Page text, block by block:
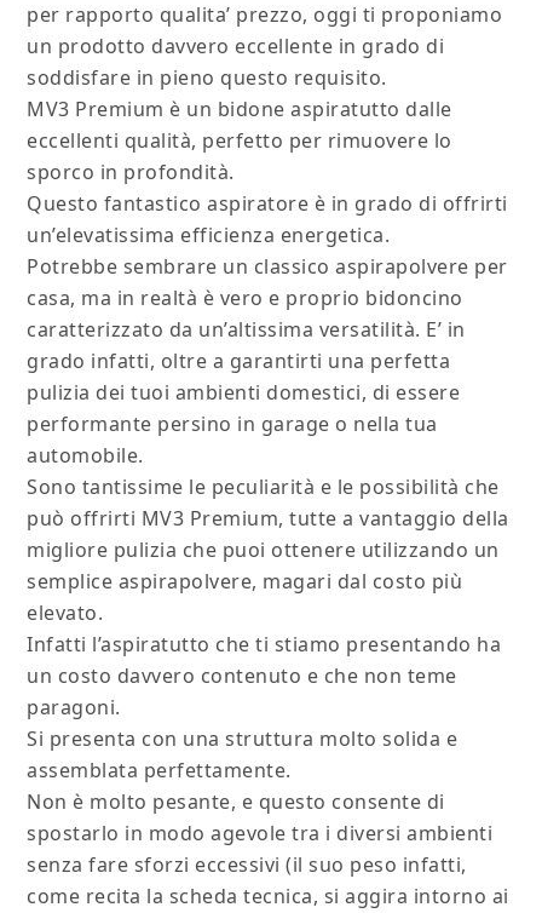
per rapporto qualita’ prezzo, oggi ti proponiamo
un prodotto davvero eccellente in grado di
soddisfare in pieno questo requisito.
MV3 Premium è un bidone aspiratutto dalle
eccellenti qualità, perfetto per rimuovere lo
sporco in profondità.
Questo fantastico aspiratore è in grado di offrirti
un’elevatissima efficienza energetica.
Potrebbe sembrare un classico aspirapolvere per
casa, ma in realtà è vero e proprio bidoncino
caratterizzato da un’altissima versatilità. E’ in
grado infatti, oltre a garantirti una perfetta
pulizia dei tuoi ambienti domestici, di essere
performante persino in garage o nella tua
automobile.
Sono tantissime le peculiarità e le possibilità che
può offrirti MV3 Premium, tutte a vantaggio della
migliore pulizia che puoi ottenere utilizzando un
semplice aspirapolvere, magari dal costo più
elevato.
Infatti l’aspiratutto che ti stiamo presentando ha
un costo davvero contenuto e che non teme
paragoni.
Si presenta con una struttura molto solida e
assemblata perfettamente.
Non è molto pesante, e questo consente di
spostarlo in modo agevole tra i diversi ambienti
senza fare sforzi eccessivi (il suo peso infatti,
come recita la scheda tecnica, si aggira intorno ai